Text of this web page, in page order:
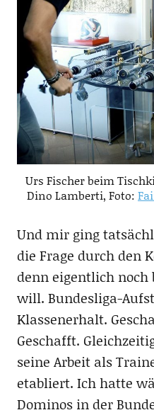
Urs Fischer beim
Dino Lamberti, Foto:
Und mir ging
die Frage durch den
denn eigentlich
will. Bundesliga-
Klassenerhalt.
Geschafft.
seine Arbeit als
etabliert. Ich hatte
Dominos in der